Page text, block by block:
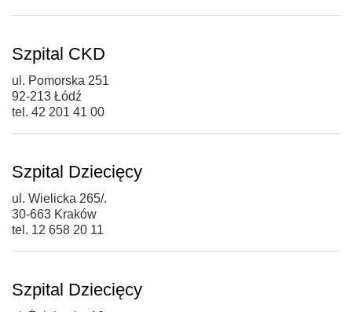
Szpital CKD
ul. Pomorska 251
92-213 Łódź
tel. 42 201 41 00
Szpital Dziecięcy
ul. Wielicka 265/.
30-663 Kraków
tel. 12 658 20 11
Szpital Dziecięcy